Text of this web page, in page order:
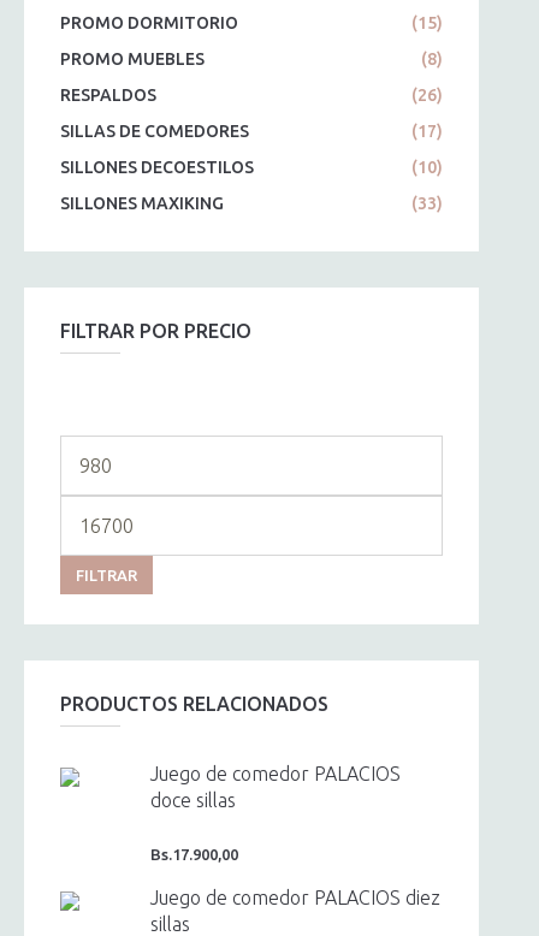
PROMO DORMITORIO
(15)
PROMO MUEBLES
(8)
RESPALDOS
(26)
SILLAS DE COMEDORES
(17)
SILLONES DECOESTILOS
(10)
SILLONES MAXIKING
(33)
FILTRAR POR PRECIO
FILTRAR
PRODUCTOS RELACIONADOS
Juego de comedor PALACIOS
doce sillas
Bs.17.900,00
Juego de comedor PALACIOS diez
sillas